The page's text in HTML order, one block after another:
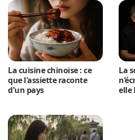
La cuisine chinoise : ce
que l'assiette raconte
d'un pays
La
elle